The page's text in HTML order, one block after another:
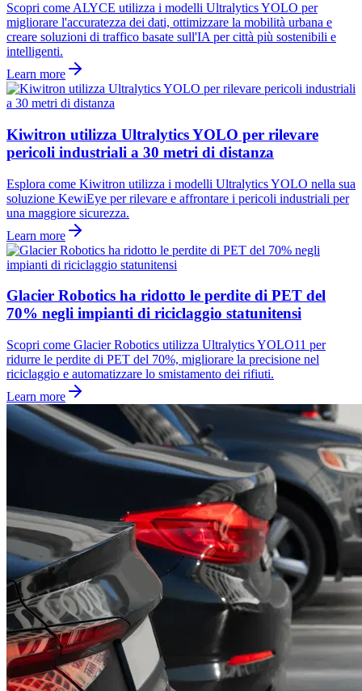
Scopri come ALYCE utilizza i modelli Ultralytics YOLO per
migliorare l'accuratezza dei dati, ottimizzare la mobilità urbana e
creare soluzioni di traffico basate sull'IA per città più sostenibili e
intelligenti.
Learn more
Kiwitron utilizza Ultralytics YOLO per rilevare
pericoli industriali a 30 metri di distanza
Esplora come Kiwitron utilizza i modelli Ultralytics YOLO nella sua
soluzione KewiEye per rilevare e affrontare i pericoli industriali per
una maggiore sicurezza.
Learn more
Glacier Robotics ha ridotto le perdite di PET del
70% negli impianti di riciclaggio statunitensi
Scopri come Glacier Robotics utilizza Ultralytics YOLO11 per
ridurre le perdite di PET del 70%, migliorare la precisione nel
riciclaggio e automatizzare lo smistamento dei rifiuti.
Learn more